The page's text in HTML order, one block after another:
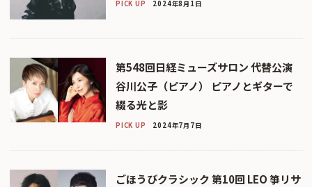
PICK UP 2024年8月1日
第548回日経ミューズサロン 代替公演
谷川公子（ピアノ） ピアノとギターで
綴る光と影
PICK UP 2024年7月7日
ごほうびクラシック 第10回 LEO 箏リサ